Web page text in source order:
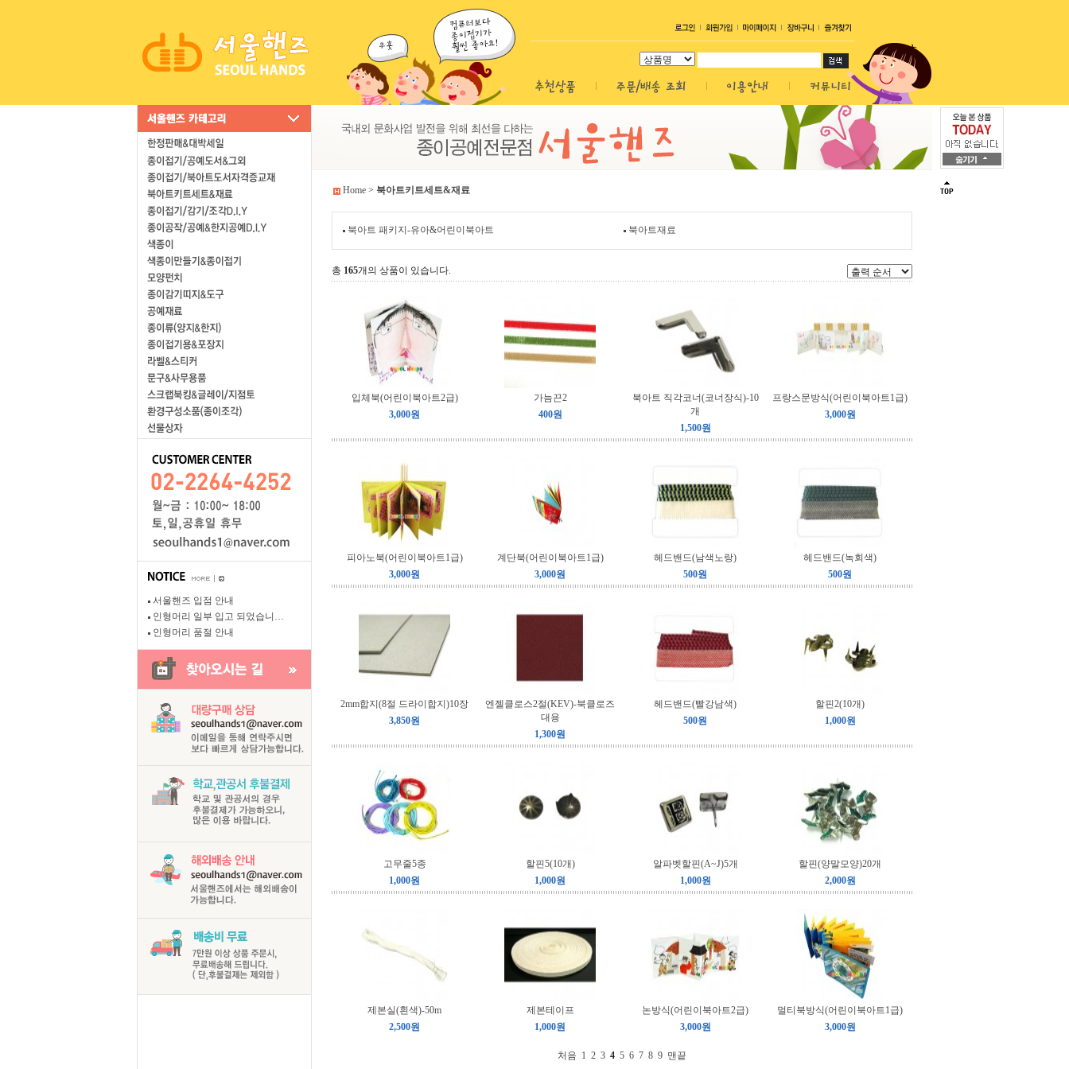
서울핸즈 입점 안내
인형머리 일부 입고 되었습니…
인형머리 품절 안내
Home > 북아트키트세트&재료
북아트 패키지-유아&어린이북아트 북아트재료
총 165개의 상품이 있습니다.
입체북(어린이북아트2급)
3,000원
가늠끈2
400원
북아트 직각코너(코너장식)-10
개
1,500원
프랑스문방식(어린이북아트1급)
3,000원
피아노북(어린이북아트1급)
3,000원
계단북(어린이북아트1급)
3,000원
헤드밴드(남색노랑)
500원
헤드밴드(녹회색)
500원
2mm합지(8절 드라이합지)10장
3,850원
엔젤클로스2절(KEV)-북클로즈
대용
1,300원
헤드밴드(빨강남색)
500원
할핀2(10개)
1,000원
고무줄5종
1,000원
할핀5(10개)
1,000원
알파벳할핀(A~J)5개
1,000원
할핀(양말모양)20개
2,000원
제본실(흰색)-50m
2,500원
제본테이프
1,000원
논방식(어린이북아트2급)
3,000원
멀티북방식(어린이북아트1급)
3,000원
처음 1 2 3 4 5 6 7 8 9 맨끝